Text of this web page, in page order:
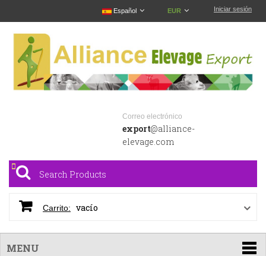
Iniciar sesión
EUR
Español
Correo electrónico
export@alliance-
elevage.com
Carrito: vacío
MENU